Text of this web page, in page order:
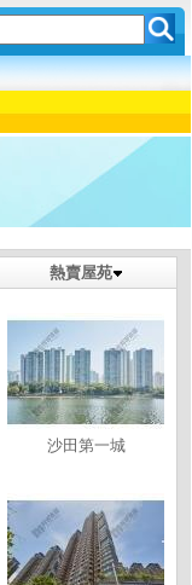
熱賣屋苑
沙田第一城